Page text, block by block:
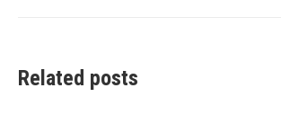
Related posts